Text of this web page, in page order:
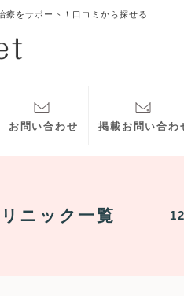
療をサポート！口コミから探せる
お問い合わせ 掲載お問い合わ
ニック一覧